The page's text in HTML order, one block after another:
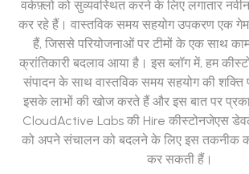
वर्कफ़्लो को सुव्यवस्थित करने के लिए लगातार
कर रहे हैं। वास्तविक समय सहयोग उपकरण एक
हैं, जिससे परियोजनाओं पर टीमों के एक साथ
क्रांतिकारी बदलाव आया है। इस ब्लॉग में, हम
संपादन के साथ वास्तविक समय सहयोग की शक्ति
इसके लाभों की खोज करते हैं और इस बात पर
CloudActive Labs की Hire कीस्टोनजेएस
को अपने संचालन को बदलने के लिए इस तकनीक
कर सकती हैं।